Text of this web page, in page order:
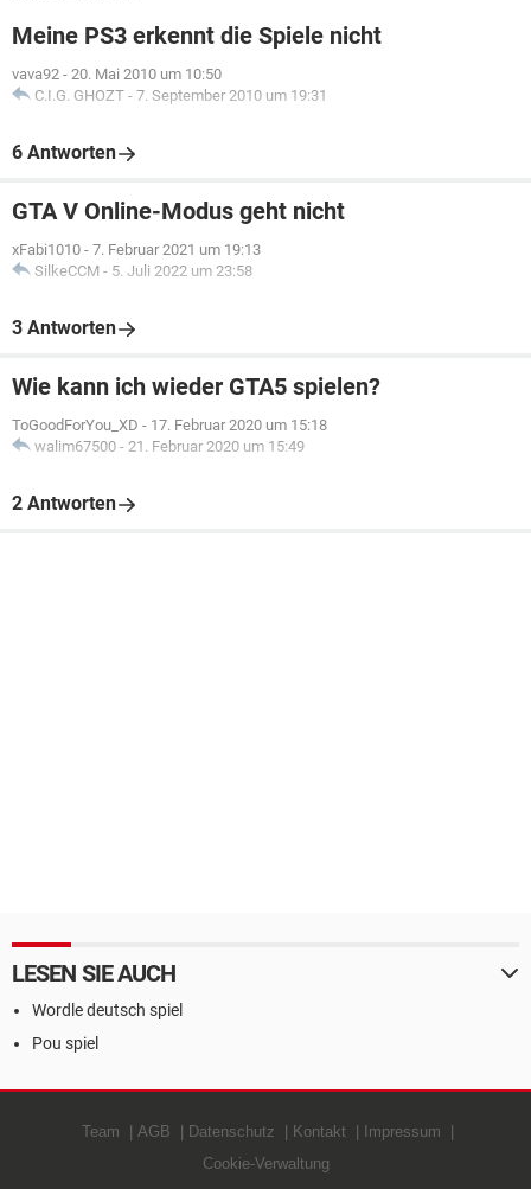
Meine PS3 erkennt die Spiele nicht
vava92 - 20. Mai 2010 um 10:50
C.I.G. GHOZT - 7. September 2010 um 19:31
6 Antworten
GTA V Online-Modus geht nicht
xFabi1010 - 7. Februar 2021 um 19:13
SilkeCCM - 5. Juli 2022 um 23:58
3 Antworten
Wie kann ich wieder GTA5 spielen?
ToGoodForYou_XD - 17. Februar 2020 um 15:18
walim67500 - 21. Februar 2020 um 15:49
2 Antworten
LESEN SIE AUCH
Wordle deutsch spiel
Pou spiel
Team AGB Datenschutz Kontakt
Impressum
Cookie-Verwaltung